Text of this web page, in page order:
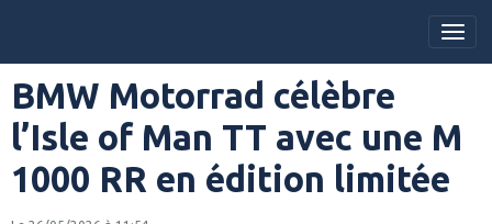
BMW Motorrad célèbre
l’Isle of Man TT avec une M
1000 RR en édition limitée